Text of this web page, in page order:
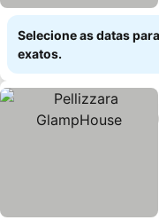
Selecione as datas
exatos.